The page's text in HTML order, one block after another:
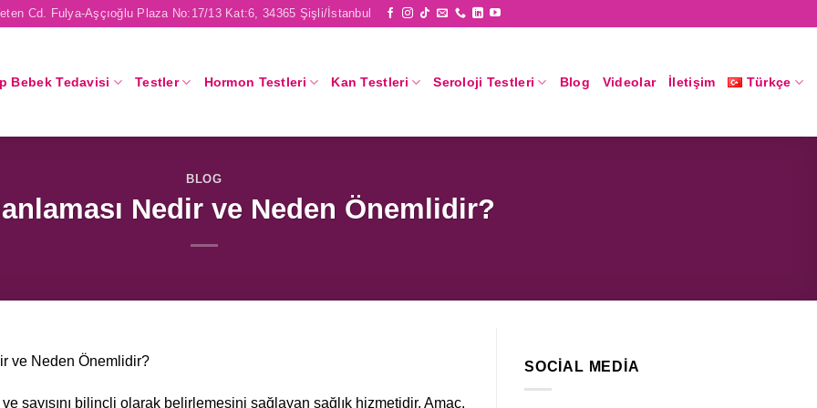
Cd. Fulya-Aşçıoğlu Plaza No:17/13 Kat:6, 34365 Şişli/İstanbul
Bebek Tedavisi Testler Hormon Testleri Kan Testleri Seroloji Testleri Blog Videolar İletişim Türkçe
BLOG
Nedir ve Neden Önemlidir?
ve Neden Önemlidir?
sayısını bilinçli olarak belirlemesini sağlayan sağlık hizmetidir. Amaç,
SOCIAL MEDIA